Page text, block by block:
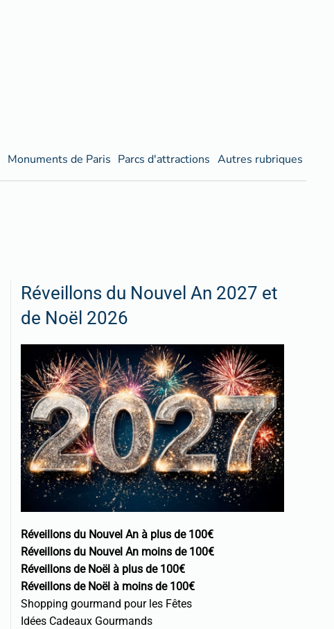
Monuments de Paris Parcs d'attractions Autres rubriques
Réveillons du Nouvel An 2027 et
de Noël 2026
Réveillons du Nouvel An à plus de 100€
Réveillons du Nouvel An moins de 100€
Réveillons de Noël à plus de 100€
Réveillons de Noël à moins de 100€
Shopping gourmand pour les Fêtes
Idées Cadeaux Gourmands